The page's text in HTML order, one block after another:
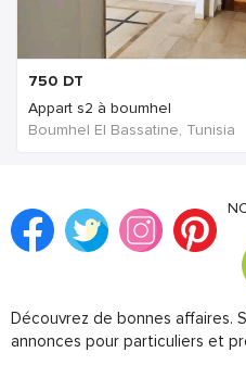
750 DT
Appart s2 à boumhel
Boumhel El Bassatine, Tunisia
Découvrez de bonnes affaires.
annonces pour particuliers et